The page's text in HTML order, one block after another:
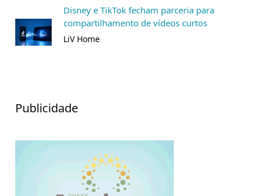
Disney e TikTok fecham parceria para
compartilhamento de vídeos curtos
LiV Home
Publicidade